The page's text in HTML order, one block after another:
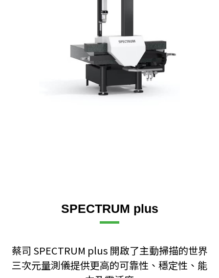
SPECTRUM plus
蔡司 SPECTRUM plus 開啟了主動掃描的世界
三次元量測儀提供更高的可靠性、穩定性、能